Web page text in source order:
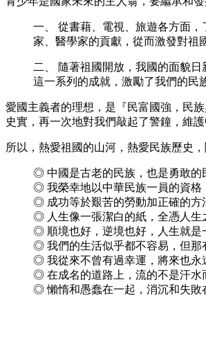
一、 從書藉、電視、旅遊各方面
家、醫學家的貢獻，從而激發對祖
二、 隨著祖國開放，我國的面貌
這一系列的成就，激勵了我們的民
愛國主義者的理想，是『民富國強，民
史實，再一次地對我們敲起了警鐘，維
所以，熱愛祖國的山河，熱愛民族歷史
◎ 中國是古老的民族，也是勇敢的
◎ 我榮幸地以中華民族一員的資格
◎ 成功等於艱苦的勞動加正確的
◎ 人生像一張潔白的紙，全憑人生
◎ 順境也好，逆境也好，人生就是
◎ 我們的生活似乎都不容易，但那
◎ 我從來不曾有過幸運，將來也永
◎ 在成名的道路上，流的不是汗水
◎ 懶惰和愚蠢在一起，消沉和失敗